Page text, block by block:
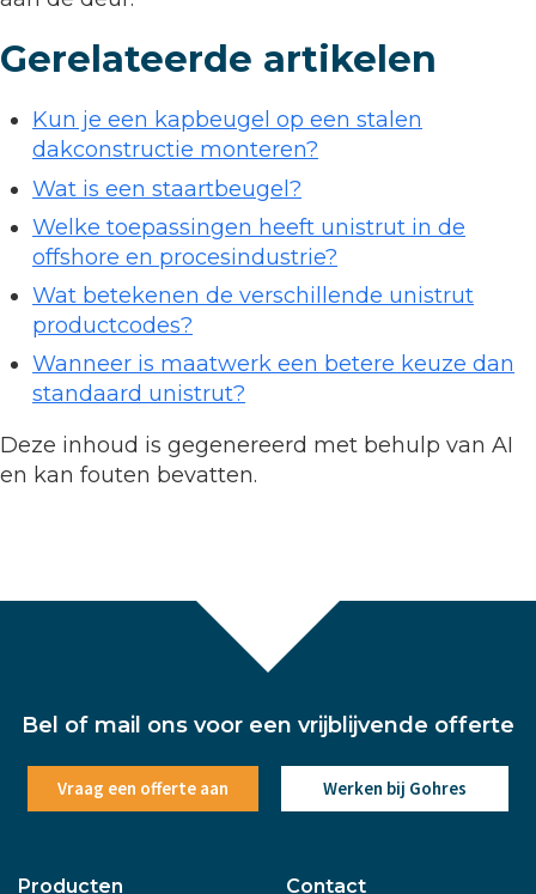
Gerelateerde artikelen
Kun je een kapbeugel op een stalen
dakconstructie monteren?
Wat is een staartbeugel?
Welke toepassingen heeft unistrut in de
offshore en procesindustrie?
Wat betekenen de verschillende unistrut
productcodes?
Wanneer is maatwerk een betere keuze dan
standaard unistrut?
Deze inhoud is gegenereerd met behulp van AI
en kan fouten bevatten.
Bel of mail ons voor een vrijblijvende offerte
Vraag een offerte aan Werken bij Gohres
Producten Contact